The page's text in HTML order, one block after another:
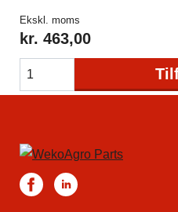
Ekskl. moms
kr. 463,00